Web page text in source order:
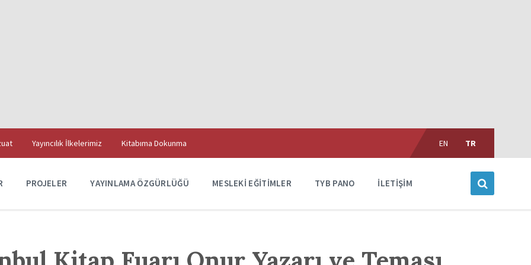
Yayıncılık İlkelerimiz
Kitabıma Dokunma
Choose
language:
EN TR
PROJELER YAYINLAMA ÖZGÜRLÜĞÜ MESLEKI EĞITIMLER TYB PANO İLETIŞIM